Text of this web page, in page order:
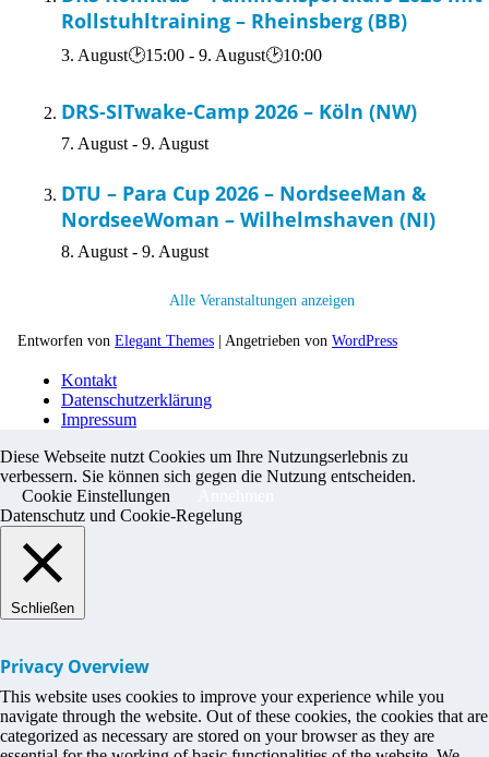
Rollstuhltraining – Rheinsberg (BB)
3. August🕑15:00 - 9. August🕑10:00
DRS-SITwake-Camp 2026 – Köln (NW)
7. August - 9. August
DTU – Para Cup 2026 – NordseeMan &
NordseeWoman – Wilhelmshaven (NI)
8. August - 9. August
Alle Veranstaltungen anzeigen
Entworfen von Elegant Themes | Angetrieben von WordPress
Kontakt
Datenschutzerklärung
Impressum
Diese Webseite nutzt Cookies um Ihre Nutzungserlebnis zu
verbessern. Sie können sich gegen die Nutzung entscheiden.
Cookie Einstellungen
Datenschutz und Cookie-Regelung
Schließen
Privacy Overview
This website uses cookies to improve your experience while you
navigate through the website. Out of these cookies, the cookies that are
categorized as necessary are stored on your browser as they are